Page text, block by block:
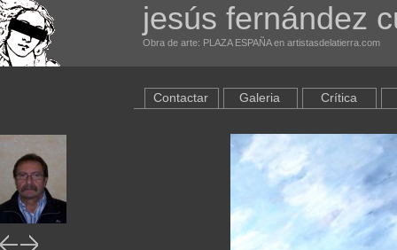
jesús fernández
Obra de arte: PLAZA ESPAÑA en artistasdelatierra.com
Contactar Galeria Crítica